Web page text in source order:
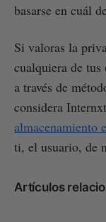
basarse en cuál
Si valoras la
cualquiera de tus
a través de
considera
almacenamiento
ti, el usuario, de
Artículos